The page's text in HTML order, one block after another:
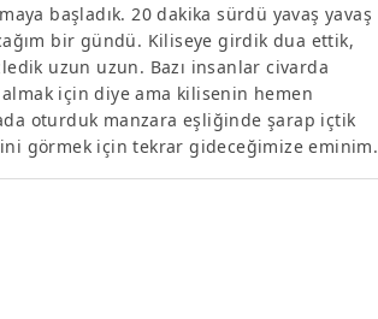
başladık. 20 dakika sürdü yavaş yavaş
bir gündü. Kiliseye girdik dua ettik,
uzun uzun. Bazı insanlar civarda
için diye ama kilisenin hemen
oturduk manzara eşliğinde şarap içtik
görmek için tekrar gideceğimize eminim.